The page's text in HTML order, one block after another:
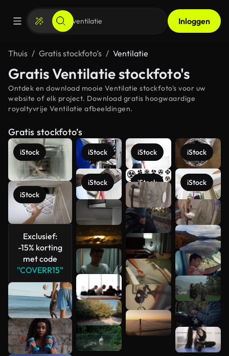
Inloggen
Thuis Gratis stockfoto’s Ventilatie
Gratis Ventilatie stockfoto's
Ontdek en download mooie Ventilatie stockfoto's voor uw
website of elk project. Download gratis hoogwaardige
royaltyvrije Ventilatie afbeeldingen.
Gratis stockfoto’s
iStock
iStock
Exclusief:
-15% korting
met code
"COVERR15"
iStock
iStock
iStock
iStock
iStock
iStock
Meer
bekijken